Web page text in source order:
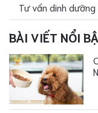
Tư vấn dinh
BÀI VIẾT NỔI